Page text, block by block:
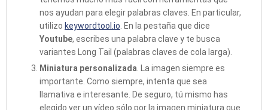
nos ayudan para elegir palabras claves. En particular,
utilizo keywordtool.io. En la pestaña que dice
Youtube, escribes una palabra clave y te busca
variantes Long Tail (palabras claves de cola larga).
Miniatura personalizada. La imagen siempre es
importante. Como siempre, intenta que sea
llamativa e interesante. De seguro, tú mismo has
elegido ver un vídeo sólo por la imagen miniatura que